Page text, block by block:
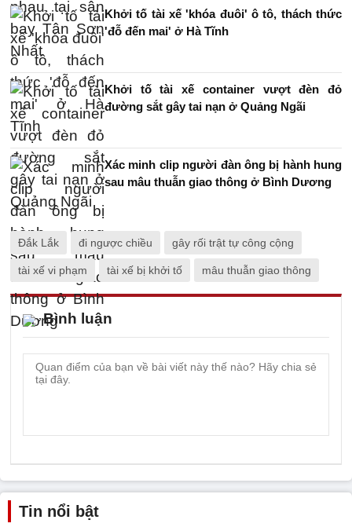
Khởi tố tài xế 'khóa đuôi' ô tô, thách thức
'đỗ đến mai' ở Hà Tĩnh
Khởi tố tài xế container vượt đèn đỏ
đường sắt gây tai nạn ở Quảng Ngãi
Xác minh clip người đàn ông bị hành hung
sau mâu thuẫn giao thông ở Bình Dương
Đắk Lắk đi ngược chiều gây rối trật tự công cộng
tài xế vi phạm tài xế bị khởi tố mâu thuẫn giao thông
Bình luận
Tin nổi bật